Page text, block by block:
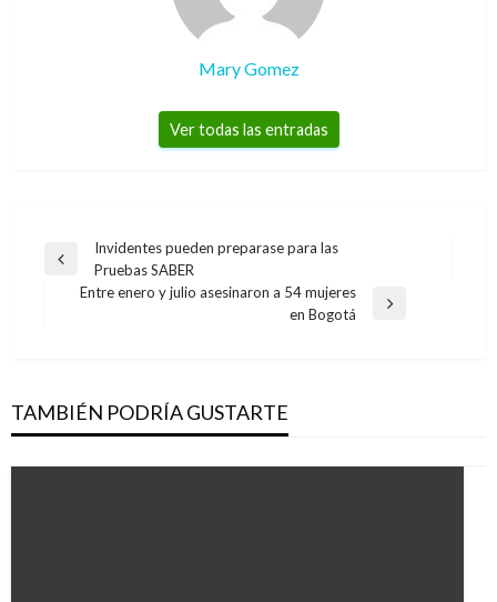
Mary Gomez
Ver todas las entradas
Navegación
Entrada
anterior
Invidentes pueden preparase para las
Pruebas SABER
Entre enero y julio asesinaron a 54 mujeres
en Bogotá
TAMBIÉN PODRÍA GUSTARTE